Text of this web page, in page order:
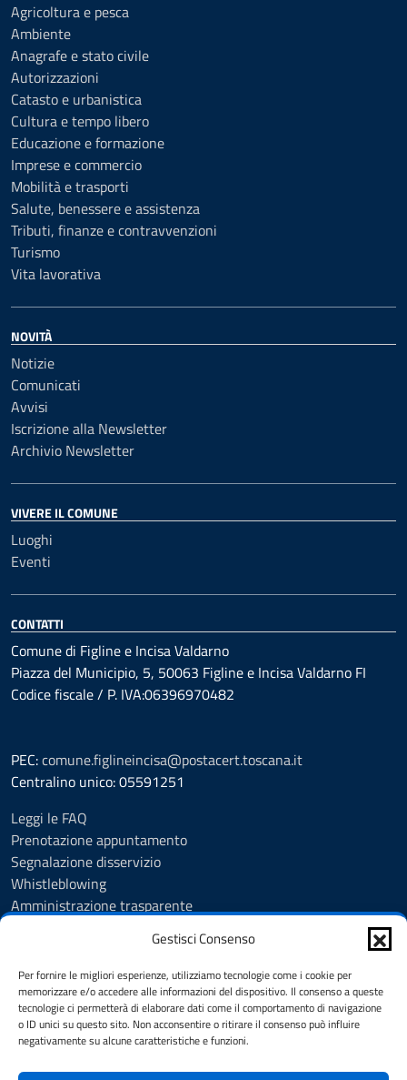
Gestisci Consenso
Per fornire le migliori esperienze, utilizziamo tecnologie come i cookie per
memorizzare e/o accedere alle informazioni del dispositivo. Il consenso a queste
tecnologie ci permetterà di elaborare dati come il comportamento di navigazione
o ID unici su questo sito. Non acconsentire o ritirare il consenso può influire
negativamente su alcune caratteristiche e funzioni.
Agricoltura e pesca
Ambiente
Anagrafe e stato civile
Autorizzazioni
Catasto e urbanistica
Cultura e tempo libero
Educazione e formazione
Imprese e commercio
Mobilità e trasporti
Salute, benessere e assistenza
Tributi, finanze e contravvenzioni
Turismo
Vita lavorativa
NOVITÀ
Notizie
Comunicati
Avvisi
Iscrizione alla Newsletter
Archivio Newsletter
VIVERE IL COMUNE
Luoghi
Eventi
CONTATTI
Comune di Figline e Incisa Valdarno
Piazza del Municipio, 5, 50063 Figline e Incisa Valdarno FI
Codice fiscale / P. IVA:06396970482
PEC:comune.figlineincisa@postacert.toscana.it
Centralino unico: 05591251
Leggi le FAQ
Prenotazione appuntamento
Segnalazione disservizio
Whistleblowing
Amministrazione trasparente
Albo Pretorio
Cookie Policy
Informativa privacy
Dichiarazione di accessibilità